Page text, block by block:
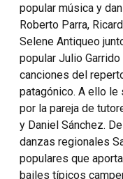
popular música y
Roberto Parra,
Selene Antiqueo
popular Julio
canciones del
patagónico. A ello le
por la pareja de
y Daniel Sánchez.
danzas regionales
populares que
bailes típicos